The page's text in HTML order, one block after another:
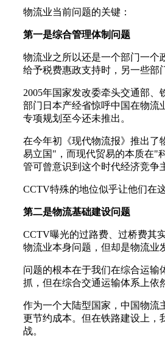
物流业当前问题的关键：
第一是综合管理体制问题
物流业之所以还是一个部门一个
给予税费惠政支持时，另一些部
2005年国家发改委牵头交通部
部门日本产经省惊呼中国在物流
专项规划至今还未推出。
在今年初《现代物流报》推出了
易立国"，而现代贸易的本质在"
管可曾意识到这个时代经济竞争
CCTV特殊的地位似乎让他们在
第二是物流基础建设问题
CCTV曝光的过路费、过桥费其
物流业本身问题，但却是物流业
问题的根本在于我们在综合运输
抓，但在综合交通运输体系上依
作为一个大陆型国家，中国物流
更节约成本。但在铁路建设上，
战。